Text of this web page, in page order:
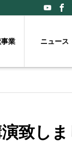
業 ニュース
致しま